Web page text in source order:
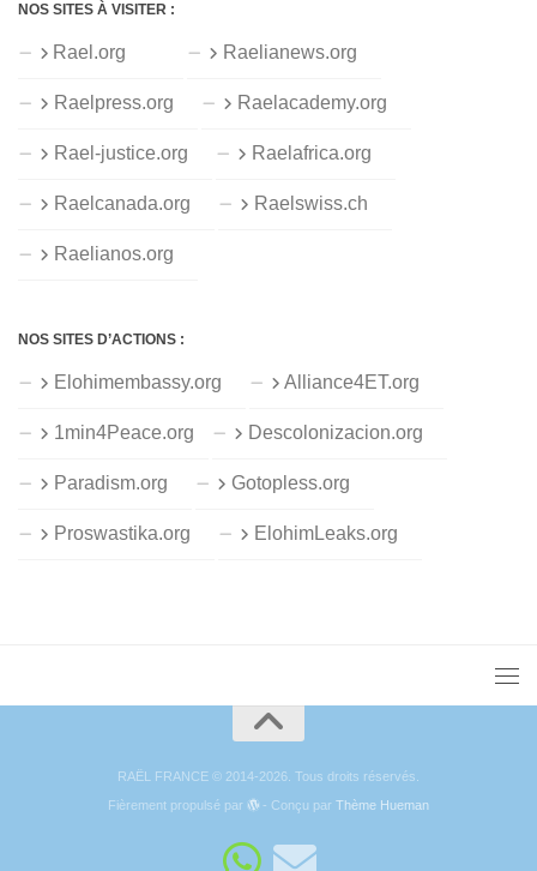
NOS SITES À VISITER :
Rael.org Raelianews.org
Raelpress.org Raelacademy.org
Rael-justice.org Raelafrica.org
Raelcanada.org Raelswiss.ch
Raelianos.org
NOS SITES D’ACTIONS :
Elohimembassy.org Alliance4ET.org
1min4Peace.org Descolonizacion.org
Paradism.org Gotopless.org
Proswastika.org ElohimLeaks.org
RAËL FRANCE © 2014-2026. Tous droits réservés.
Fièrement propulsé par
- Conçu parThème Hueman